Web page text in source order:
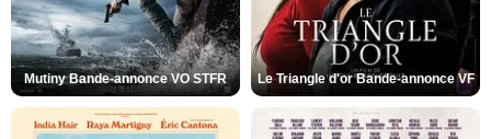
Mutiny Bande-annonce VO STFR Le Triangle d'or Bande-annonce VF